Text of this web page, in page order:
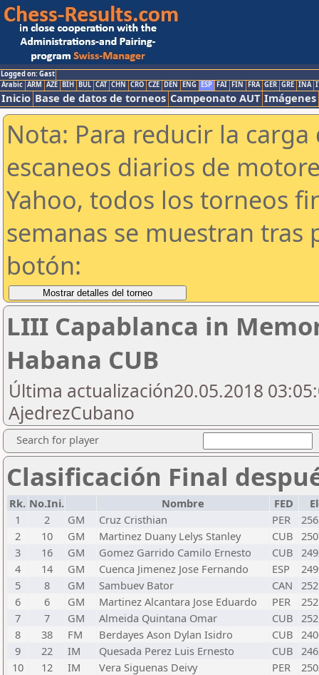
Logged on: Gast
Arabic ARM AZE BIH BUL CAT CHN CRO CZE DEN ENG ESP FAI FIN FRA GER GRE INA
Inicio Base de datos de torneos Campeonato AUT Imágenes
Nota: Para reducir la
escaneos diarios de
Yahoo, todos los torneos
semanas se muestran tras
botón:
LIII Capablanca in
Habana CUB
Última actualización20.05.2018
AjedrezCubano
Search for player
Clasificación Final
Rk. No.Ini. Nombre FED
1
2 GM Cruz Cristhian PER
2
10 GM Martinez Duany Lelys Stanley CUB
3
16 GM Gomez Garrido Camilo Ernesto CUB
4
14 GM Cuenca Jimenez Jose Fernando ESP
5
8 GM Sambuev Bator CAN
6
6 GM Martinez Alcantara Jose Eduardo PER
7
7 GM Almeida Quintana Omar CUB
8
38 FM Berdayes Ason Dylan Isidro CUB
9
22 IM Quesada Perez Luis Ernesto CUB
10
12 IM Vera Siguenas Deivy PER